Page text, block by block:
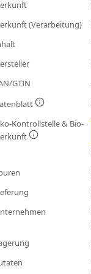
(Verarbeitung)
GTIN
Kontrollstelle & Bio-